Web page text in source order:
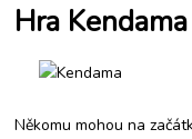
Hra Kendama
Někomu mohou na